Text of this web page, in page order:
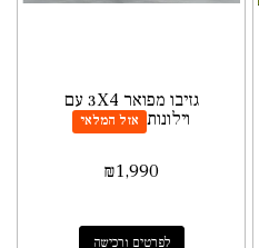
גזיבו מפואר 3X4 עם
וילונות​ אזל המלאי
₪1,990
לפרטים ורכישה